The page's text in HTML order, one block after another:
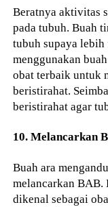
Beratnya aktivitas
pada tubuh. Buah
tubuh supaya
menggunakan
obat terbaik untuk
beristirahat.
beristirahat agar
10. Melancarkan
Buah ara
melancarkan BAB.
dikenal sebagai